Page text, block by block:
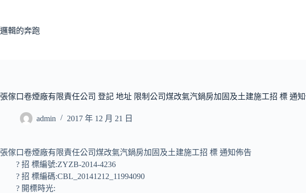
主
邏輯的奔跑
張傢口卷煙廠有限責任公司 登記 地址 限制公司煤改氣汽鍋房加固及土建施工招 標 通
admin 2017 年 12 月 21 日
張傢口卷煙廠有限責任公司煤改氣汽鍋房加固及土建施工招 標 通知佈告
? 招 標編號:ZYZB-2014-4236
? 招 標編碼:CBL_20141212_11994090
? 開標時光: